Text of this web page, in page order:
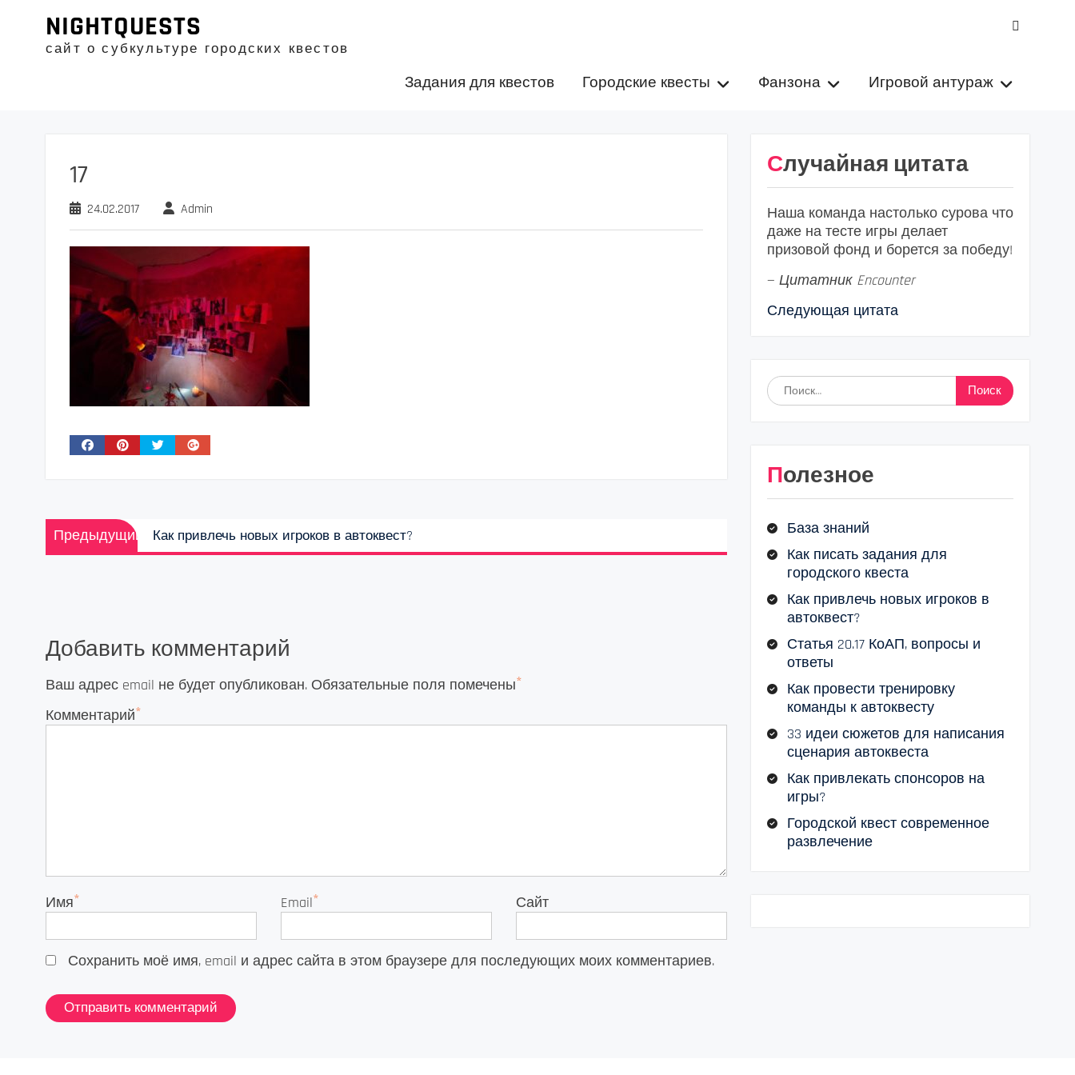
содержимому
NIGHTQUESTS
сайт о субкультуре городских квестов
Задания для квестов Городские квесты Фанзона Игровой антураж
17
24.02.2017 Admin
Навигация
по
Предыдущий
Предыдущая
запись:
Как привлечь новых игроков в автоквест?
Добавить комментарий
Ваш адрес email не будет опубликован. Обязательные поля помечены*
Комментарий*
Имя* Email* Сайт
Сохранить моё имя, email и адрес сайта в этом браузере для последующих моих комментариев.
Случайная цитата
Наша команда настолько сурова что
даже на тесте игры делает
призовой фонд и борется за победу!
— Цитатник Encounter
Следующая цитата
Найти:
Полезное
База знаний
Как писать задания для
городского квеста
Как привлечь новых игроков в
автоквест?
Статья 20.17 КоАП, вопросы и
ответы
Как провести тренировку
команды к автоквесту
33 идеи сюжетов для написания
сценария автоквеста
Как привлекать спонсоров на
игры?
Городской квест современное
развлечение